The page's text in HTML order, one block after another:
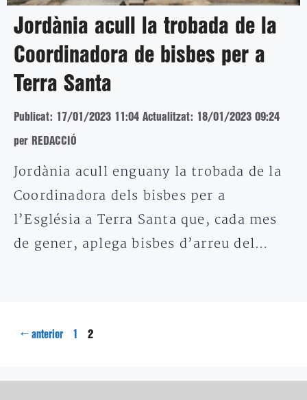
Jordània acull la trobada de la
Coordinadora de bisbes per a
Terra Santa
Publicat: 17/01/2023 11:04 Actualitzat: 18/01/2023 09:24
per REDACCIÓ
Jordània acull enguany la trobada de la
Coordinadora dels bisbes per a
l’Església a Terra Santa que, cada mes
de gener, aplega bisbes d’arreu del…
← anterior PàginaPàgina
2